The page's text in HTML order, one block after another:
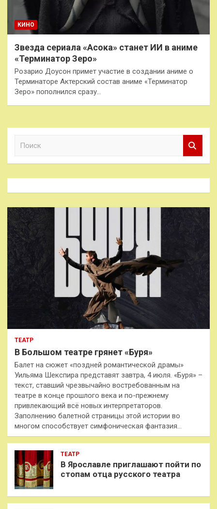
КИНО
Звезда сериала «Асока» станет ИИ в аниме
«Терминатор Зеро»
Розарио Доусон примет участие в создании аниме о
Терминаторе Актерский состав аниме «Терминатор
Зеро» пополнился сразу…
к
ТЕАТР
В Большом театре грянет «Буря»
Балет на сюжет «поздней романтической драмы»
Уильяма Шекспира представят завтра, 4 июля. «Буря» –
текст, ставший чрезвычайно востребованным на
театре в конце прошлого века и по-прежнему
привлекающий всё новых интерпретаторов.
Заполнению балетной страницы этой истории во
многом способствует симфоническая фантазия…
ТЕАТР
В Ярославле приглашают пойти по
стопам отца русского театра